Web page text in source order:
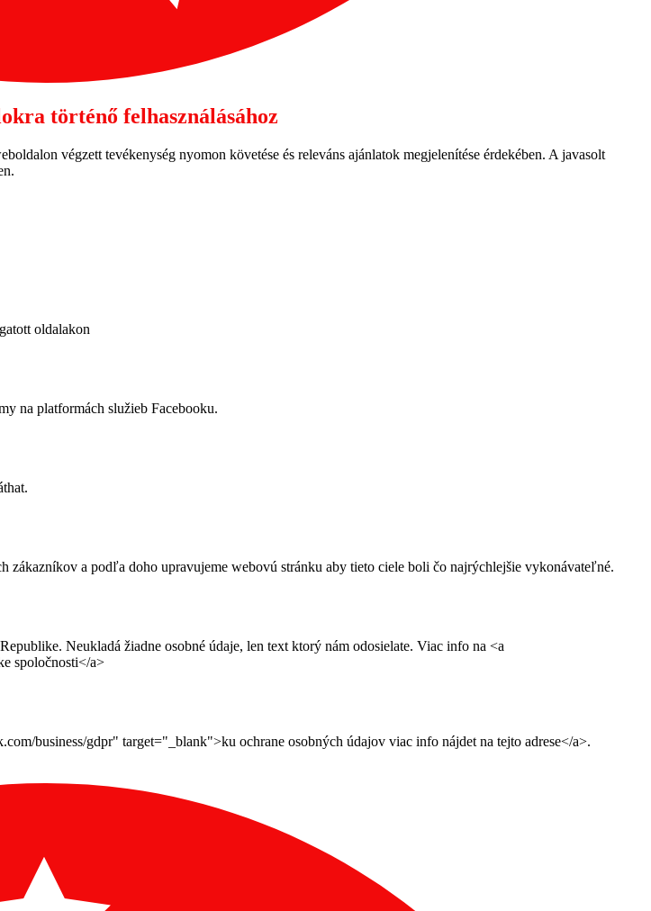
történő felhasználásához
végzett tevékenység nyomon követése és releváns ajánlatok megjelenítése érdekében. A javasolt
oldalakon
na platformách služieb Facebooku.
zákazníkov a podľa doho upravujeme webovú stránku aby tieto ciele boli čo najrýchlejšie vykonávateľné.
Neukladá žiadne osobné údaje, len text ktorý nám odosielate. Viac info na <a
spoločnosti</a>
business/gdpr" target="_blank">ku ochrane osobných údajov viac info nájdet na tejto adrese</a>.